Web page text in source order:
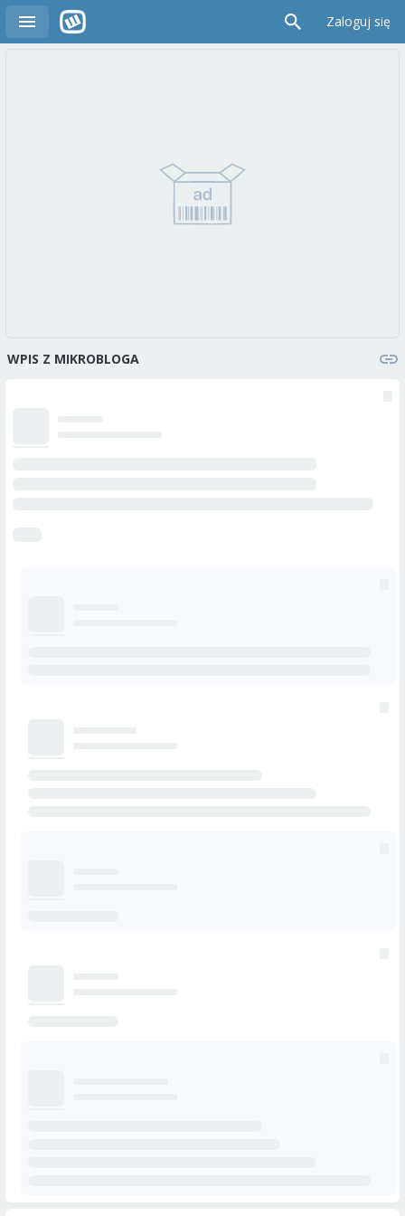
Zaloguj się
WPIS Z MIKROBLOGA